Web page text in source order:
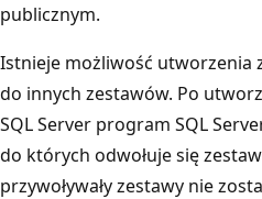
publicznym.
Istnieje możliwość utworzenia
do innych zestawów. Po
SQL Server program SQL
do których odwołuje się
przywoływały zestawy nie